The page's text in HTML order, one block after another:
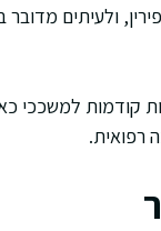
ולעיתים מדובר
קודמות למשככי
רפואית.